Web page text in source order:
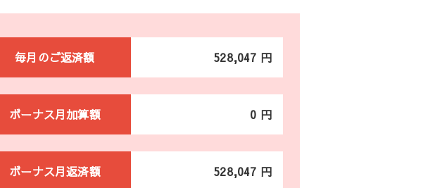
毎月のご返済額 528,047 円
ボーナス月加算額 0 円
ボーナス月返済額 528,047 円